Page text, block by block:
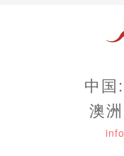
今年，由Ryde
Group、Linden
中国
澳